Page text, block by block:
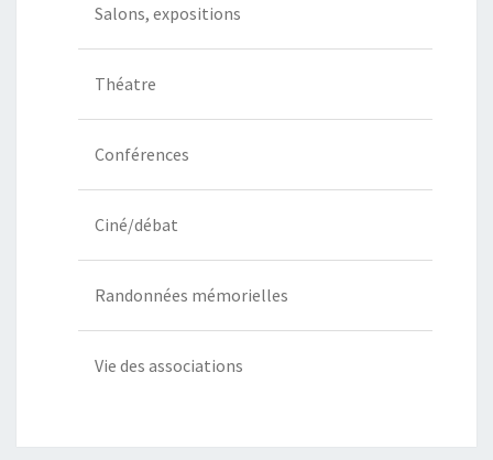
Salons, expositions
Théatre
Conférences
Ciné/débat
Randonnées mémorielles
Vie des associations